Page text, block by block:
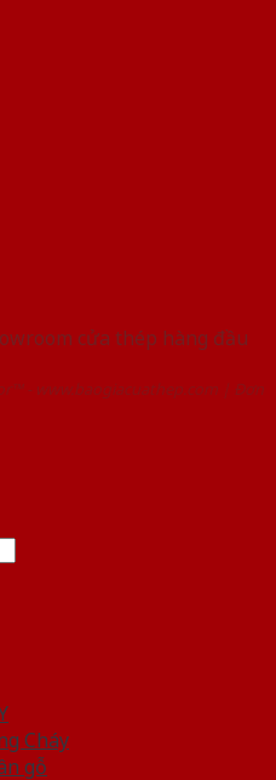
cửa thép hàng đầu
- www.baogiacuathep.com | Đơn
Cháy
gỗ